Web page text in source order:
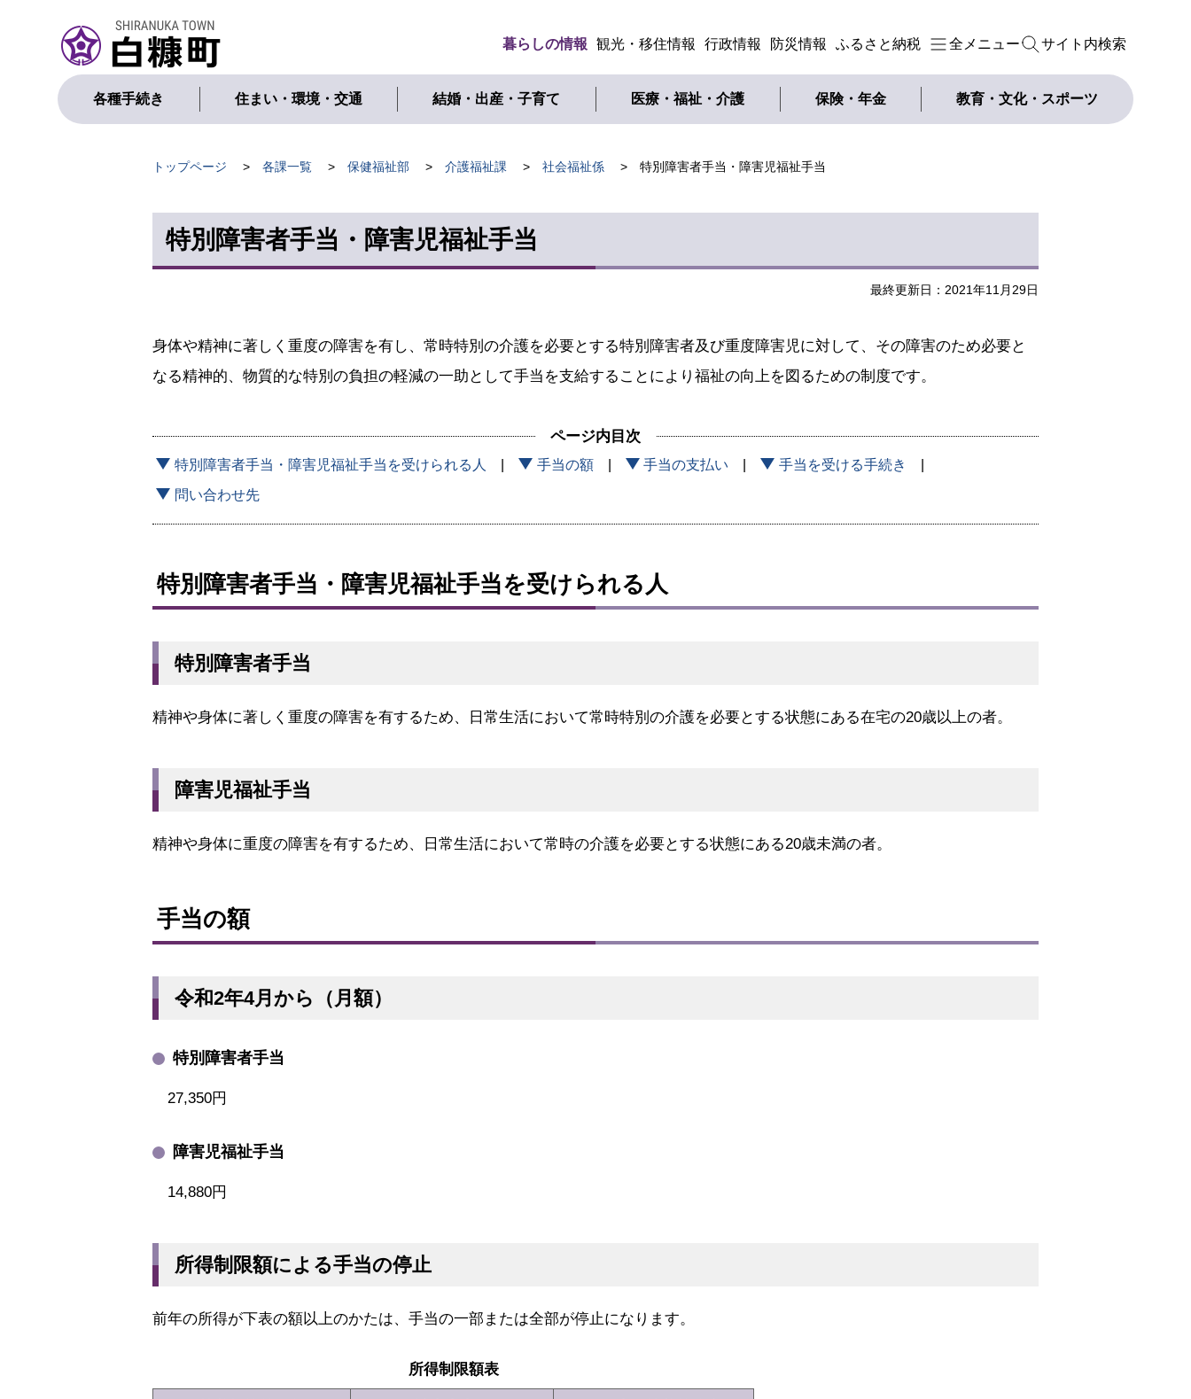
メ
ニ
ュ
ー
暮らしの情報 観光・移住情報 行政情報 防災情報 ふるさと納税 全メニュー サイト内検索
各種手続き 住まい・環境・交通 結婚・出産・子育て 医療・福祉・介護 保険・年金 教育・文化・スポーツ
現
位
置
の
トップページ 各課一覧 保健福祉部 介護福祉課 社会福祉係 特別障害者手当・障害児福祉手当
特別障害者手当・障害児福祉手当
最終更新日：2021年11月29日
身体や精神に著しく重度の障害を有し、常時特別の介護を必要とする特別障害者及び重度障害児に対して、その障害のため必要と
なる精神的、物質的な特別の負担の軽減の一助として手当を支給することにより福祉の向上を図るための制度です。
ページ内目次
特別障害者手当・障害児福祉手当を受けられる人 手当の額 手当の支払い
手当を受ける手続き
問い合わせ先
特別障害者手当・障害児福祉手当を受けられる人
特別障害者手当
精神や身体に著しく重度の障害を有するため、日常生活において常時特別の介護を必要とする状態にある在宅の20歳以上の者。
障害児福祉手当
精神や身体に重度の障害を有するため、日常生活において常時の介護を必要とする状態にある20歳未満の者。
ッ
プ
戻
る
手当の額
令和2年4月から（月額）
特別障害者手当
27,350円
障害児福祉手当
14,880円
所得制限額による手当の停止
前年の所得が下表の額以上のかたは、手当の一部または全部が停止になります。
所得制限額表